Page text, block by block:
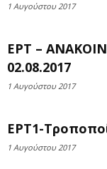
1 Αυγούστου 2017
ΕΡΤ –
02.08.2017
1 Αυγούστου 2017
ΕΡΤ1-
1 Αυγούστου 2017